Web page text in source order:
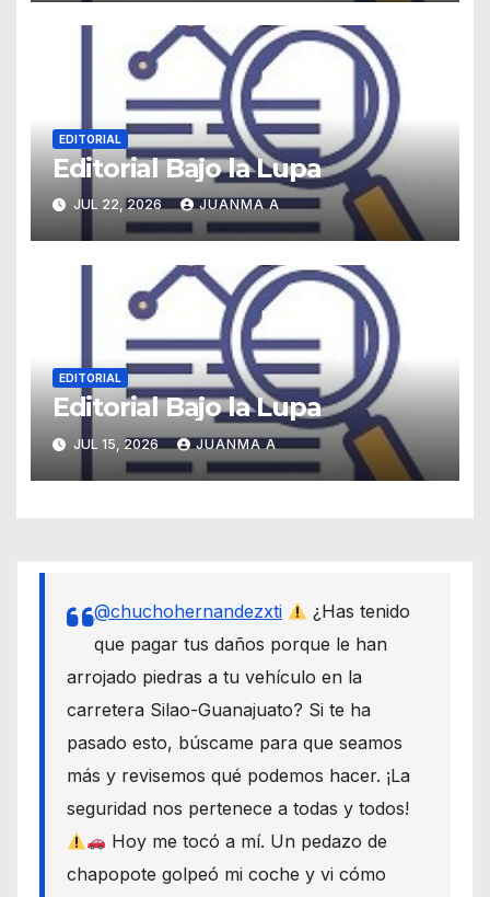
EDITORIAL
Editorial Bajo la Lupa
JUL 22, 2026 JUANMA A
EDITORIAL
Editorial Bajo la Lupa
JUL 15, 2026 JUANMA A
@chuchohernandezxti
¿Has tenido
que pagar tus daños porque le han
arrojado piedras a tu vehículo en la
carretera Silao-Guanajuato? Si te ha
pasado esto, búscame para que seamos
más y revisemos qué podemos hacer. ¡La
seguridad nos pertenece a todas y todos!
Hoy me tocó a mí. Un pedazo de
chapopote golpeó mi coche y vi cómo